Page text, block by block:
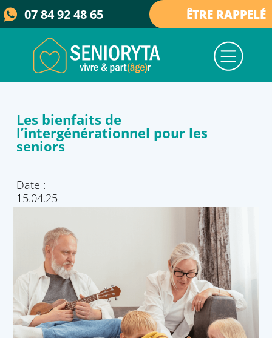
07 84 92 48 65 ÊTRE RAPPELÉ
Les bienfaits de
l’intergénérationnel pour les
seniors
Date :
15.04.25